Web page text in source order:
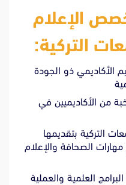
الإعلام
التركية:
الأكاديمي ذو الجودة
من الأكاديميين في
التركية بتقديمها
الصحافة والإعلام
العلمية والعملية